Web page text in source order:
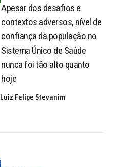
Apesar dos desafios e
contextos adversos, nível de
confiança da população no
Sistema Único de Saúde
nunca foi tão alto quanto
hoje
Luiz Felipe Stevanim